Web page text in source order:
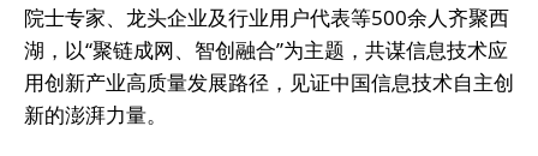
院士专家、龙头企业及行业用户代表等500余人齐聚西
湖，以“聚链成网、智创融合”为主题，共谋信息技术应
用创新产业高质量发展路径，见证中国信息技术自主创
新的澎湃力量。